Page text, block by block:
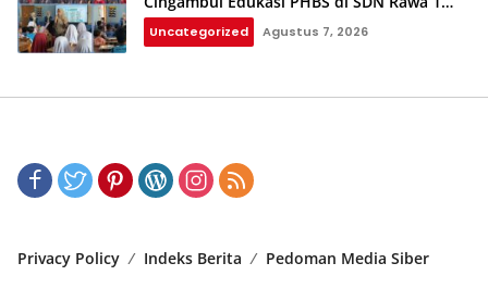
dan SDN Rawa 3
Uncategorized Agustus 7, 2026
Privacy Policy Indeks Berita
Pedoman Media Siber